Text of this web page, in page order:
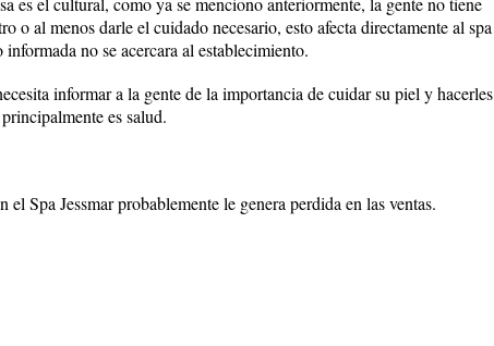
o al menos darle el cuidado necesario, esto afecta directamente al spa
no se acercara al establecimiento.
informar a la gente de la importancia de cuidar su piel y hacerles
es salud.
Spa Jessmar probablemente le genera perdida en las ventas.